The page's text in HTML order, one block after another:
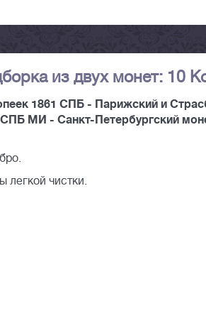
из двух монет: 10
1861 СПБ - Парижский и
МИ - Санкт-Петербургский
легкой чистки.